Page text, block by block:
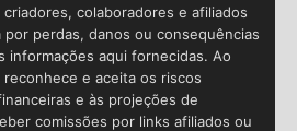
colaboradores e afiliados
por perdas, danos ou consequências
informações aqui fornecidas. Ao
e aceita os riscos
e às projeções de
comissões por links afiliados ou